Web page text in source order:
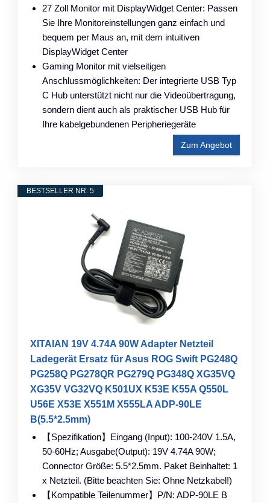
27 Zoll Monitor mit DisplayWidget Center: Passen
Sie Ihre Monitoreinstellungen ganz einfach und
bequem per Maus an, mit dem intuitiven
DisplayWidget Center
Gaming Monitor mit vielseitigen
Anschlussmöglichkeiten: Der integrierte USB Typ
C Hub unterstützt nicht nur die Videoübertragung,
sondern dient auch als praktischer USB Hub für
Ihre kabelgebundenen Peripheriegeräte
Zum Angebot
BESTSELLER NR. 5
XITAIAN 19V 4.74A 90W Adapter Netzteil
Ladegerät Ersatz für Asus ROG Swift PG248Q
PG258Q PG278QR PG279Q PG348Q XG35VQ
XG35V VG32VQ K501UX K53E K55A Q550L
U56E X53E X551M X555LA ADP-90LE
B(5.5*2.5mm)
【Spezifikation】Eingang (Input): 100-240V 1.5A,
50-60Hz; Ausgabe(Output): 19V 4.74A 90W;
Connector Größe: 5.5*2.5mm. Paket Beinhaltet: 1
x Netzteil. (Bitte beachten Sie: Ohne Netzkabel!)
【Kompatible Teilenummer】P/N: ADP-90LE B